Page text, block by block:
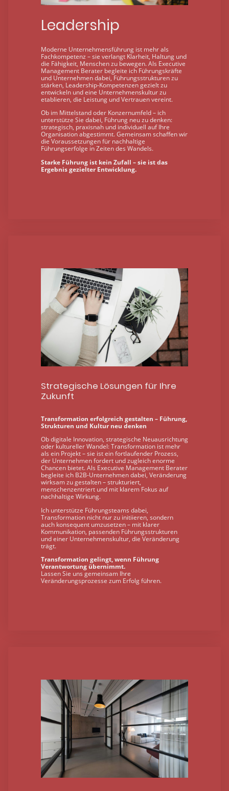
Leadership
Moderne Unternehmensführung ist mehr als
Fachkompetenz – sie verlangt Klarheit, Haltung und
die Fähigkeit, Menschen zu bewegen. Als Executive
Management Berater begleite ich Führungskräfte
und Unternehmen dabei, Führungsstrukturen zu
stärken, Leadership-Kompetenzen gezielt zu
entwickeln und eine Unternehmenskultur zu
etablieren, die Leistung und Vertrauen vereint.
Ob im Mittelstand oder Konzernumfeld – ich
unterstütze Sie dabei, Führung neu zu denken:
strategisch, praxisnah und individuell auf Ihre
Organisation abgestimmt. Gemeinsam schaffen wir
die Voraussetzungen für nachhaltige
Führungserfolge in Zeiten des Wandels.
Starke Führung ist kein Zufall – sie ist das
Ergebnis gezielter Entwicklung.
Strategische Lösungen für Ihre
Zukunft
Transformation erfolgreich gestalten – Führung,
Strukturen und Kultur neu denken
Ob digitale Innovation, strategische Neuausrichtung
oder kultureller Wandel: Transformation ist mehr
als ein Projekt – sie ist ein fortlaufender Prozess,
der Unternehmen fordert und zugleich enorme
Chancen bietet. Als Executive Management Berater
begleite ich B2B-Unternehmen dabei, Veränderung
wirksam zu gestalten – strukturiert,
menschenzentriert und mit klarem Fokus auf
nachhaltige Wirkung.
Ich unterstütze Führungsteams dabei,
Transformation nicht nur zu initiieren, sondern
auch konsequent umzusetzen – mit klarer
Kommunikation, passenden Führungsstrukturen
und einer Unternehmenskultur, die Veränderung
trägt.
Transformation gelingt, wenn Führung
Verantwortung übernimmt.
Lassen Sie uns gemeinsam Ihre
Veränderungsprozesse zum Erfolg führen.